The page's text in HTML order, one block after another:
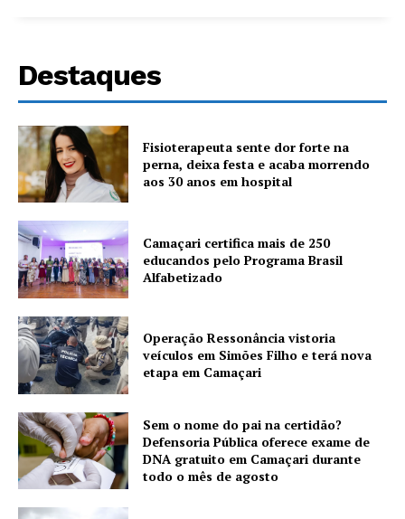
Destaques
Fisioterapeuta sente dor forte na
perna, deixa festa e acaba morrendo
aos 30 anos em hospital
Camaçari certifica mais de 250
educandos pelo Programa Brasil
Alfabetizado
Operação Ressonância vistoria
veículos em Simões Filho e terá nova
etapa em Camaçari
Sem o nome do pai na certidão?
Defensoria Pública oferece exame de
DNA gratuito em Camaçari durante
todo o mês de agosto